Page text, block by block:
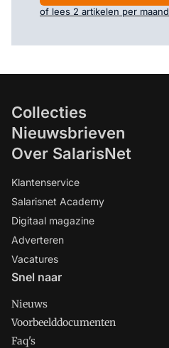
of lees 2 artikelen per maand
Collecties
Nieuwsbrieven
Over SalarisNet
Klantenservice
Salarisnet Academy
Digitaal magazine
Adverteren
Vacatures
Snel naar
Nieuws
Voorbeelddocumenten
Faq's